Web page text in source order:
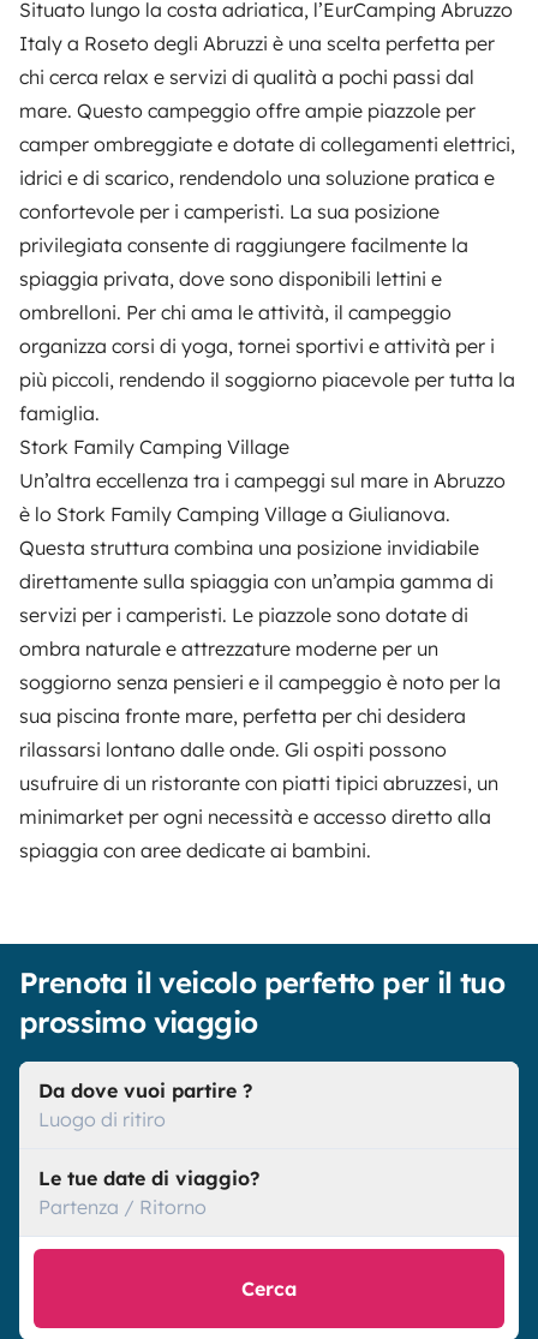
Situato lungo la costa adriatica, l’EurCamping Abruzzo
Italy a Roseto degli Abruzzi è una scelta perfetta per
chi cerca relax e servizi di qualità a pochi passi dal
mare. Questo campeggio offre ampie piazzole per
camper ombreggiate e dotate di collegamenti elettrici,
idrici e di scarico, rendendolo una soluzione pratica e
confortevole per i camperisti. La sua posizione
privilegiata consente di raggiungere facilmente la
spiaggia privata, dove sono disponibili lettini e
ombrelloni. Per chi ama le attività, il campeggio
organizza corsi di yoga, tornei sportivi e attività per i
più piccoli, rendendo il soggiorno piacevole per tutta la
famiglia.
Stork Family Camping Village
Un’altra eccellenza tra i campeggi sul mare in Abruzzo
è lo Stork Family Camping Village a Giulianova.
Questa struttura combina una posizione invidiabile
direttamente sulla spiaggia con un’ampia gamma di
servizi per i camperisti. Le piazzole sono dotate di
ombra naturale e attrezzature moderne per un
soggiorno senza pensieri e il campeggio è noto per la
sua piscina fronte mare, perfetta per chi desidera
rilassarsi lontano dalle onde. Gli ospiti possono
usufruire di un ristorante con piatti tipici abruzzesi, un
minimarket per ogni necessità e accesso diretto alla
spiaggia con aree dedicate ai bambini.
Prenota il veicolo perfetto per il tuo
prossimo viaggio
Da dove vuoi partire ?
Luogo di ritiro
Le tue date di viaggio?
Partenza / Ritorno
Cerca